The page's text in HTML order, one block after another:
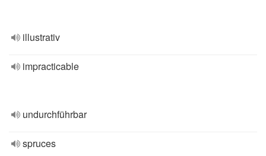
illustrativ
impracticable
undurchführbar
spruces